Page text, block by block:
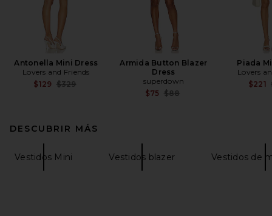
Antonella Mini Dress
Lovers and Friends
$129 Previous price:
$329
Armida Button Blazer
Dress
superdown
$75 Previous price:
$88
Piada
Lovers
$221
DESCUBRIR MÁS
Vestidos Mini Vestidos blazer Vestidos de